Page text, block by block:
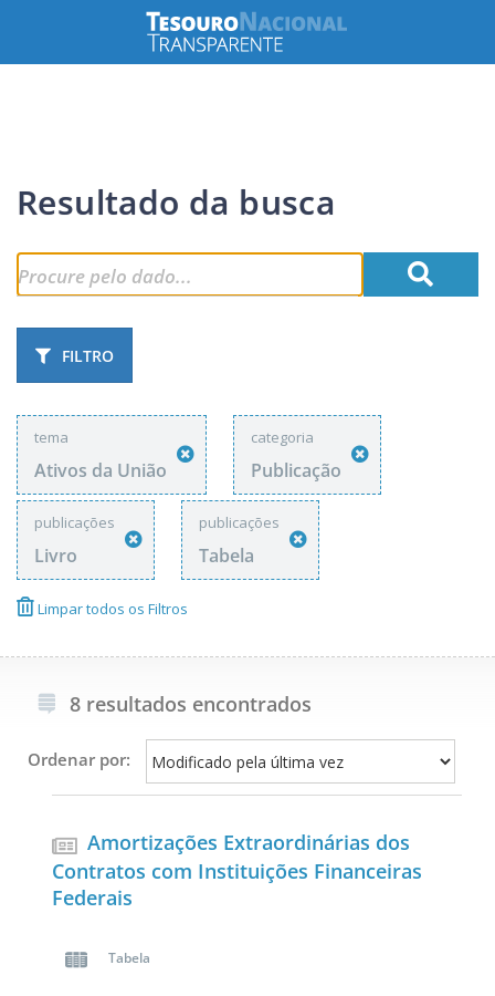
Resultado da busca
FILTRO
tema
Ativos da União
categoria
Publicação
publicações
Livro
publicações
Tabela
Limpar todos os Filtros
8 resultados encontrados
Ordenar por:
Amortizações Extraordinárias dos
Contratos com Instituições Financeiras
Federais
Tabela